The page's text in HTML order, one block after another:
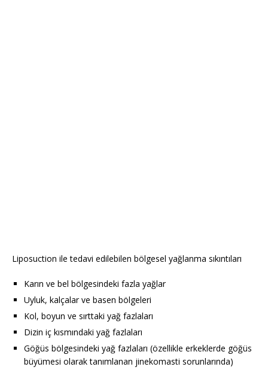
Liposuction ile tedavi edilebilen bölgesel yağlanma sıkıntıları
Karın ve bel bölgesindeki fazla yağlar
Uyluk, kalçalar ve basen bölgeleri
Kol, boyun ve sırttaki yağ fazlaları
Dizin iç kısmındaki yağ fazlaları
Göğüs bölgesindeki yağ fazlaları (özellikle erkeklerde göğüs
büyümesi olarak tanımlanan jinekomasti sorunlarında)